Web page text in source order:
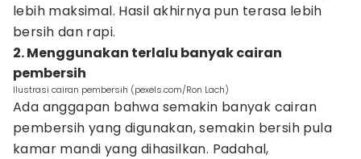
lebih maksimal. Hasil akhirnya pun terasa lebih
bersih dan rapi.
2. Menggunakan terlalu banyak cairan
pembersih
Ilustrasi cairan pembersih (pexels.com/Ron Lach)
Ada anggapan bahwa semakin banyak cairan
pembersih yang digunakan, semakin bersih pula
kamar mandi yang dihasilkan. Padahal,